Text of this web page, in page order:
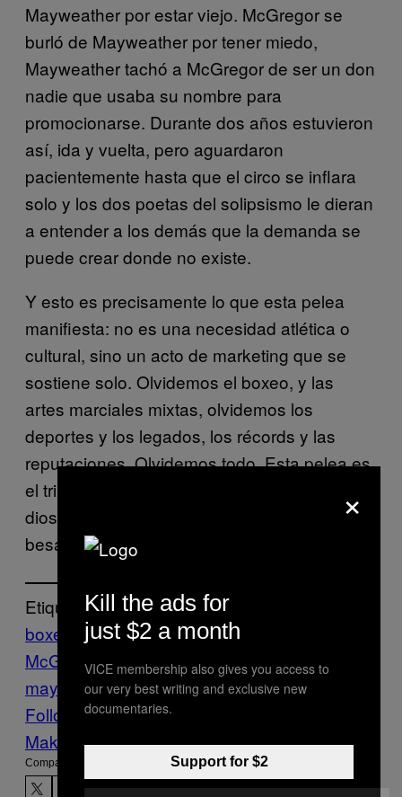
Mayweather por estar viejo. McGregor se
burló de Mayweather por tener miedo,
Mayweather tachó a McGregor de ser un don
nadie que usaba su nombre para
promocionarse. Durante dos años estuvieron
así, ida y vuelta, pero aguardaron
pacientemente hasta que el circo se inflara
solo y los dos poetas del solipsismo le dieran
a entender a los demás que la demanda se
puede crear donde no existe.
Y esto es precisamente lo que esta pelea
manifiesta: no es una necesidad atlética o
cultural, sino un acto de marketing que se
sostiene solo. Olvidemos el boxeo, y las
artes marciales mixtas, olvidemos los
deportes y los legados, los récords y las
reputaciones. Olvidemos todo. Esta pelea es
el triunfo de las fuerzas del dinero, el gran
dios a quien Mayweather y McGregor le
besan los pies.
Etiquetado:
boxeo
Conor
McGregor dinero FIGHTLAND
mayweather Sports VICE Sports
Follow Us On Discover
Make Us Preferred In Top Stories
Compartir:
×
Kill the ads for
just $2 a month
VICE membership also gives you access to
our very best writing and exclusive new
documentaries.
Support for $2